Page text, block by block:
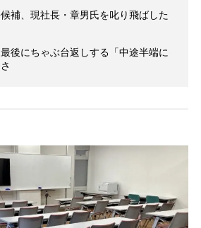
補、現社長・章男氏を叱り飛ばした
後にちゃぶ台返しする「中途半端に